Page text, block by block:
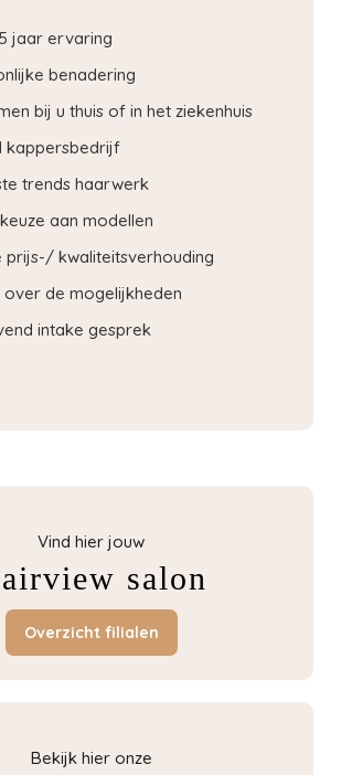
jaar ervaring
benadering
bij u thuis of in het ziekenhuis
kappersbedrijf
trends haarwerk
aan modellen
prijs-/ kwaliteitsverhouding
over de mogelijkheden
intake gesprek
Vind hier jouw
salon
Overzicht filialen
Bekijk hier onze